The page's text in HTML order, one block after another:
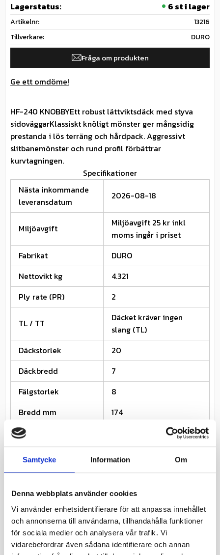
Samtycke Information Om
Denna webbplats använder cookies
Vi använder enhetsidentifierare för att anpassa innehållet
och annonserna till användarna, tillhandahålla funktioner
för sociala medier och analysera vår trafik. Vi
vidarebefordrar även sådana identifierare och annan
Lagerstatus 6 st i lager
Artikelnr
13216
Tillverkare
DURO
Fråga om produkten
Ge ett omdöme!
HF-240 KNOBBYEtt robust lättviktsdäck med styva
sidoväggarKlassiskt knöligt mönster ger mångsidig
prestanda i lös terräng och hårdpack. Aggressivt
slitbanemönster och rund profil förbättrar
kurvtagningen.
Specifikationer
Nästa inkommande
leveransdatum
2026-08-18
Miljöavgift
Miljöavgift 25 kr inkl
moms ingår i priset
Fabrikat
DURO
Nettovikt kg
4.321
Ply rate (PR)
2
TL / TT
Däcket kräver ingen
slang (TL)
Däckstorlek
20
Däckbredd
7
Fälgstorlek
8
Bredd mm
174
Höjd mm
Fälgbredd
5.5
Lastindex kg (2)
90
Km/h (2)
80